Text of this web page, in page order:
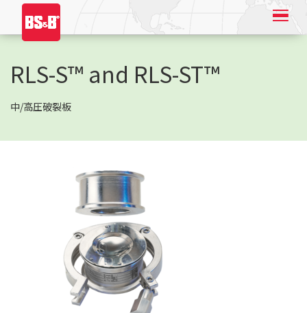
RLS-S™ and RLS-ST™
中/高圧破裂板